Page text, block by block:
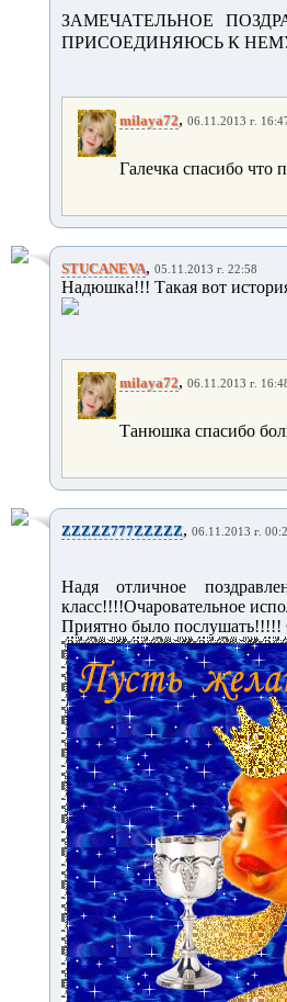
ЗАМЕЧАТЕЛЬНОЕ
ПРИСОЕДИНЯЮСЬ К
milaya72, 06.11.2013 г.
Галечка спасибо что
STUCANEVA, 05.11.2013 г. 22:58
Надюшка!!! Такая вот
milaya72, 06.11.2013 г.
Танюшка спасибо
ZZZZZ777ZZZZZ, 06.11.2013 г.
Надя отличное
класс!!!!Очаровательное
Приятно было